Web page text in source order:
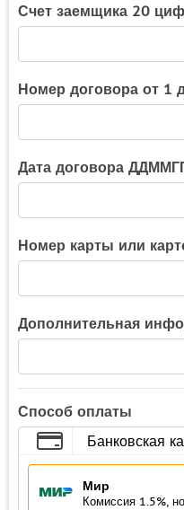
Счет заемщика 20
Номер договора от 1
Дата договора
Номер карты или
Дополнительная
Способ оплаты
Банковская
Мир
Комиссия 1.5%,